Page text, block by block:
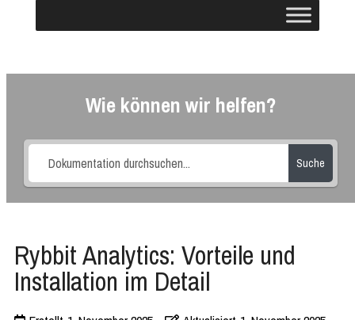
Wie können wir helfen?
Suche
Rybbit Analytics: Vorteile und
Installation im Detail